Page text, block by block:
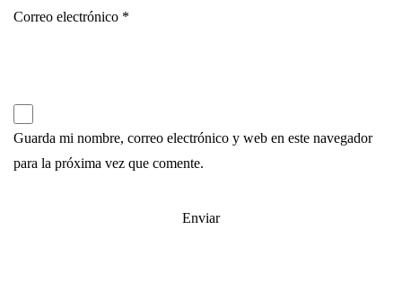
Correo electrónico *
Guarda mi nombre, correo electrónico y web en este navegador
para la próxima vez que comente.